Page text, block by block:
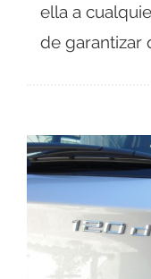
ella a
de garantizar